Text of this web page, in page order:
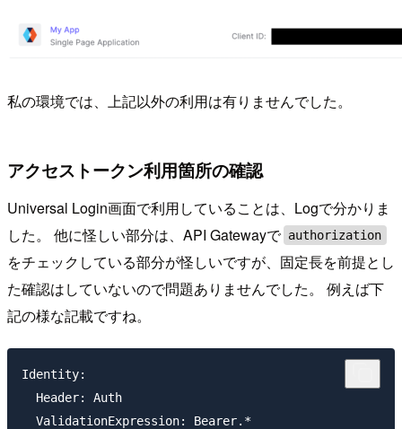
私の環境では、上記以外の利用は有りませんでした。
アクセストークン利用箇所の確認
Universal Login画面で利用していることは、Logで分かりま
した。 他に怪しい部分は、API Gatewayで authorization
をチェックしている部分が怪しいですが、固定長を前提とし
た確認はしていないので問題ありませんでした。 例えば下
記の様な記載ですね。
Identity:
  Header: Auth
  ValidationExpression: Bearer.*